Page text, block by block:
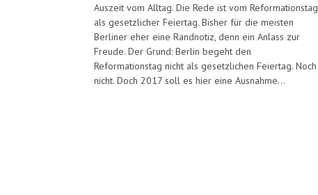
Auszeit vom Alltag. Die Rede ist vom Reformationstag
als gesetzlicher Feiertag. Bisher für die meisten
Berliner eher eine Randnotiz, denn ein Anlass zur
Freude. Der Grund: Berlin begeht den
Reformationstag nicht als gesetzlichen Feiertag. Noch
nicht. Doch 2017 soll es hier eine Ausnahme...